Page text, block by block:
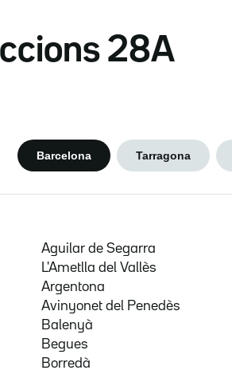
28A
Barcelona Tarragona
Aguilar de Segarra
L'Ametlla del Vallès
Argentona
Avinyonet del Penedès
Balenyà
Begues
Borredà